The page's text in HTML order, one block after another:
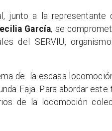
junto a la representante
García, se
del SERVIU,
de la escasa
Faja. Para abordar este
de la locomoción